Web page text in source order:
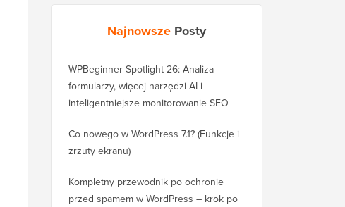
Najnowsze Posty
WPBeginner Spotlight 26: Analiza
formularzy, więcej narzędzi AI i
inteligentniejsze monitorowanie SEO
Co nowego w WordPress 7.1? (Funkcje i
zrzuty ekranu)
Kompletny przewodnik po ochronie
przed spamem w WordPress – krok po